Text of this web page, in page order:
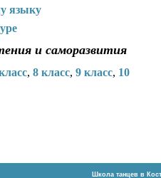
языку
и саморазвития
, 8 класс, 9 класс, 10
Школа танцев в